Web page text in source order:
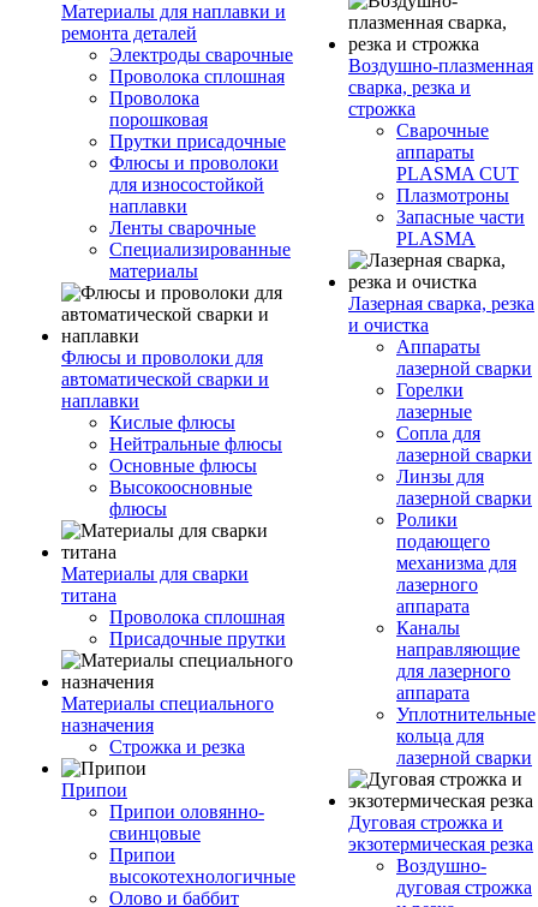
Материалы для наплавки и
ремонта деталей
Электроды сварочные
Проволока сплошная
Проволока
порошковая
Прутки присадочные
Флюсы и проволоки
для износостойкой
наплавки
Ленты сварочные
Специализированные
материалы
Флюсы и проволоки для
автоматической сварки и
наплавки
Кислые флюсы
Нейтральные флюсы
Основные флюсы
Высокоосновные
флюсы
Материалы для сварки
титана
Проволока сплошная
Присадочные прутки
Материалы специального
назначения
Строжка и резка
Припои
Припои оловянно-
свинцовые
Припои
высокотехнологичные
Олово и баббит
Воздушно-плазменная
сварка, резка и
строжка
Сварочные
аппараты
PLASMA CUT
Плазмотроны
Запасные части
PLASMA
Лазерная сварка, резка
и очистка
Аппараты
лазерной сварки
Горелки
лазерные
Сопла для
лазерной сварки
Линзы для
лазерной сварки
Ролики
подающего
механизма для
лазерного
аппарата
Каналы
направляющие
для лазерного
аппарата
Уплотнительные
кольца для
лазерной сварки
Дуговая строжка и
экзотермическая резка
Воздушно-
дуговая строжка